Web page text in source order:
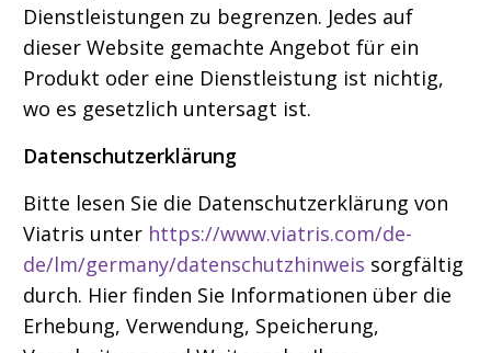
Dienstleistungen zu begrenzen. Jedes auf
dieser Website gemachte Angebot für ein
Produkt oder eine Dienstleistung ist nichtig,
wo es gesetzlich untersagt ist.
Datenschutzerklärung
Bitte lesen Sie die Datenschutzerklärung von
Viatris unter https://www.viatris.com/de-
de/lm/germany/datenschutzhinweis sorgfältig
durch. Hier finden Sie Informationen über die
Erhebung, Verwendung, Speicherung,